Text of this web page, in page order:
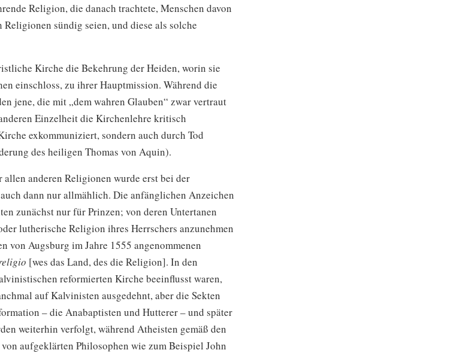
Religion, die danach trachtete, Menschen davon
Religionen sündig seien, und diese als solche
Kirche die Bekehrung der Heiden, worin sie
einschloss, zu ihrer Hauptmission. Während die
jene, die mit „dem wahren Glauben“ zwar vertraut
Einzelheit die Kirchenlehre kritisch
exkommuniziert, sondern auch durch Tod
des heiligen Thomas von Aquin).
anderen Religionen wurde erst bei der
dann nur allmählich. Die anfänglichen Anzeichen
zunächst nur für Prinzen; von deren Untertanen
lutherische Religion ihres Herrschers anzunehmen
von Augsburg im Jahre 1555 angenommenen
[wes das Land, des die Religion]. In den
reformierten Kirche beeinflusst waren,
auf Kalvinisten ausgedehnt, aber die Sekten
– die Anabaptisten und Hutterer – und später
weiterhin verfolgt, während Atheisten gemäß den
aufgeklärten Philosophen wie zum Beispiel John